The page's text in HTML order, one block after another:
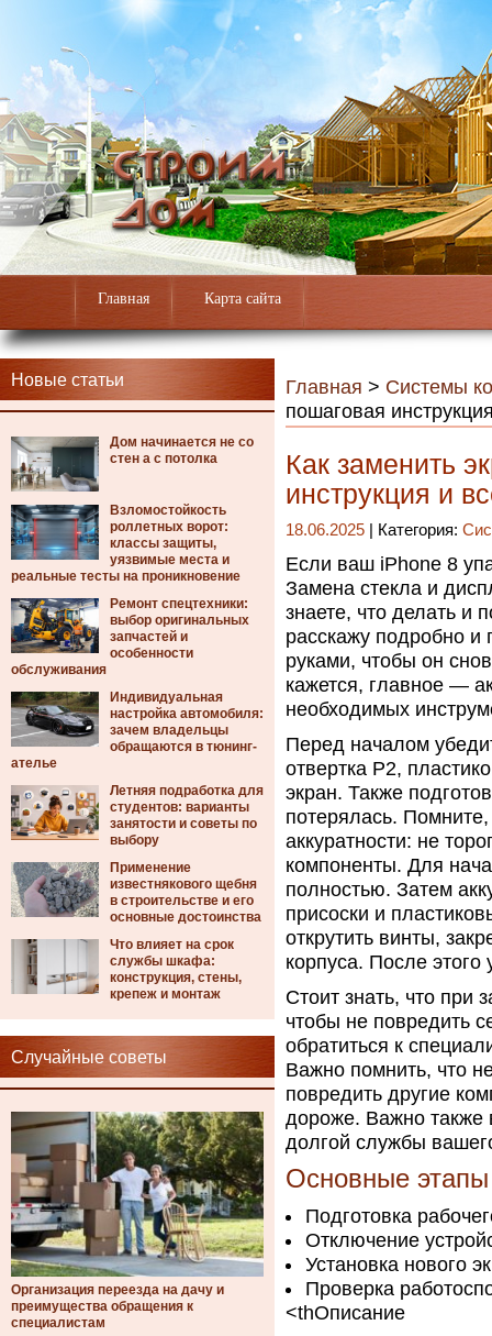
Главная Карта сайта
Новые статьи
Дом начинается не со
стен а с потолка
Взломостойкость
роллетных ворот:
классы защиты,
уязвимые места и
реальные тесты на проникновение
Ремонт спецтехники:
выбор оригинальных
запчастей и
особенности
обслуживания
Индивидуальная
настройка автомобиля:
зачем владельцы
обращаются в тюнинг-
ателье
Летняя подработка для
студентов: варианты
занятости и советы по
выбору
Применение
известнякового щебня
в строительстве и его
основные достоинства
Что влияет на срок
службы шкафа:
конструкция, стены,
крепеж и монтаж
Случайные советы
Организация переезда на дачу и
преимущества обращения к
специалистам
Главная > Системы
пошаговая
Как заменить
инструкция и
18.06.2025 | Категория:
Если ваш iPhone 8
Замена стекла и
знаете, что делать и
расскажу подробно и
руками, чтобы он
кажется, главное —
необходимых
Перед началом
отвертка P2,
экран. Также
потерялась. Помните,
аккуратности: не
компоненты. Для
полностью. Затем
присоски и
открутить винты,
корпуса. После этого
Стоит знать, что при
чтобы не повредить
обратиться к
Важно помнить, что
повредить другие
дороже. Важно также
долгой службы
Основные
Подготовка
Отключение
Установка нового
Проверка
<thОписание